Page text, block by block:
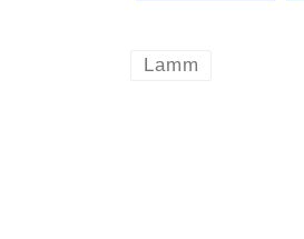
Lamm